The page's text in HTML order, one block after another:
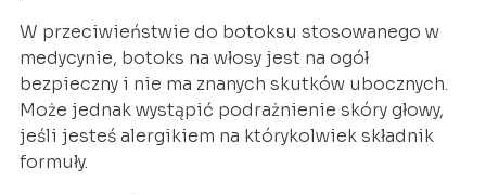
W przeciwieństwie do botoksu stosowanego w
medycynie, botoks na włosy jest na ogół
bezpieczny i nie ma znanych skutków ubocznych.
Może jednak wystąpić podrażnienie skóry głowy,
jeśli jesteś alergikiem na którykolwiek składnik
formuły.